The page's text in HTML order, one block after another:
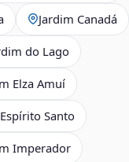
Jardim Canadá
do Lago
Elza Amuí
Santo
Imperador